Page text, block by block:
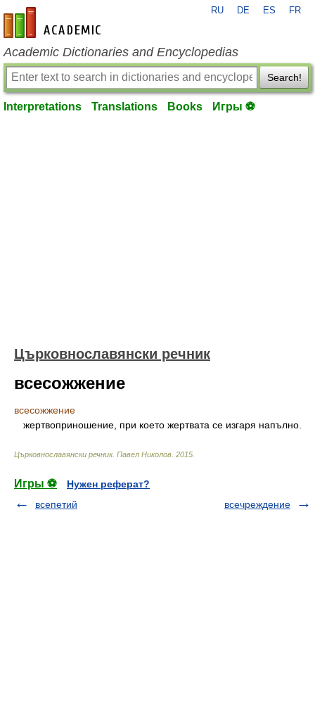
en-academic.com
RU DE ES FR
Academic Dictionaries and Encyclopedias
Search!
Interpretations Translations Books Игры ⚽
Църковнославянски речник
всесожжение
всесожжение
жертвоприношение, при което жертвата се изгаря напълно.
Църковнославянски речник. Павел Николов 2015
Игры ⚽
Нужен реферат?
всепетий
всечреждение